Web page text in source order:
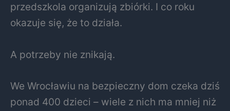
przedszkola organizują zbiórki. I co roku
okazuje się, że to działa.
A potrzeby nie znikają.
We Wrocławiu na bezpieczny dom czeka dziś
ponad 400 dzieci – wiele z nich ma mniej niż